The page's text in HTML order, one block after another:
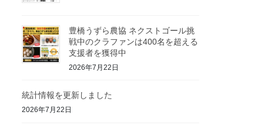
豊橋うずら農協 ネクストゴール挑
戦中のクラファンは400名を超える
支援者を獲得中
2026年7月22日
統計情報を更新しました
2026年7月22日